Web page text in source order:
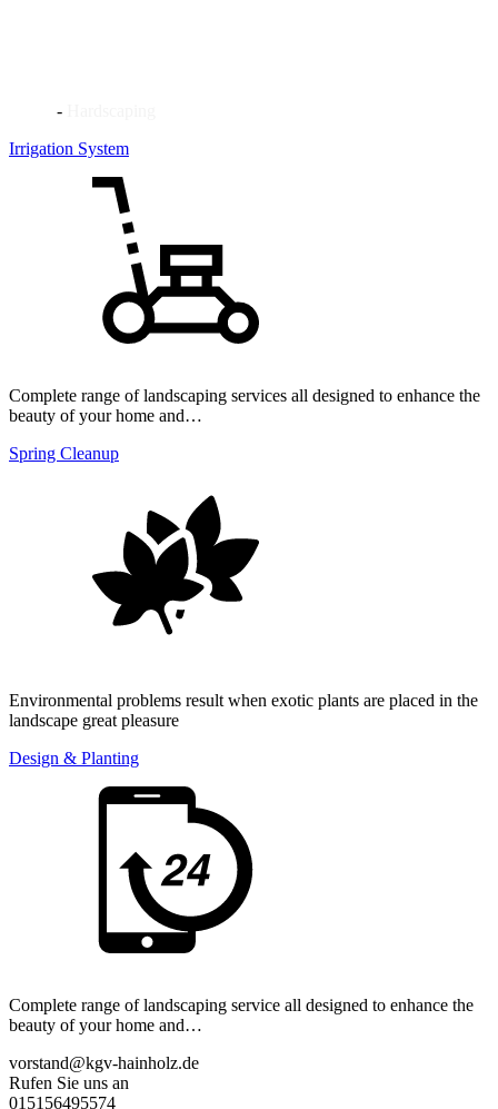
-
Irrigation System
Complete range of landscaping services all designed to enhance the
beauty of your home and…
Spring Cleanup
Environmental problems result when exotic plants are placed in the
landscape great pleasure
Design & Planting
Complete range of landscaping service all designed to enhance the
beauty of your home and…
vorstand@kgv-hainholz.de
Rufen Sie uns an
015156495574